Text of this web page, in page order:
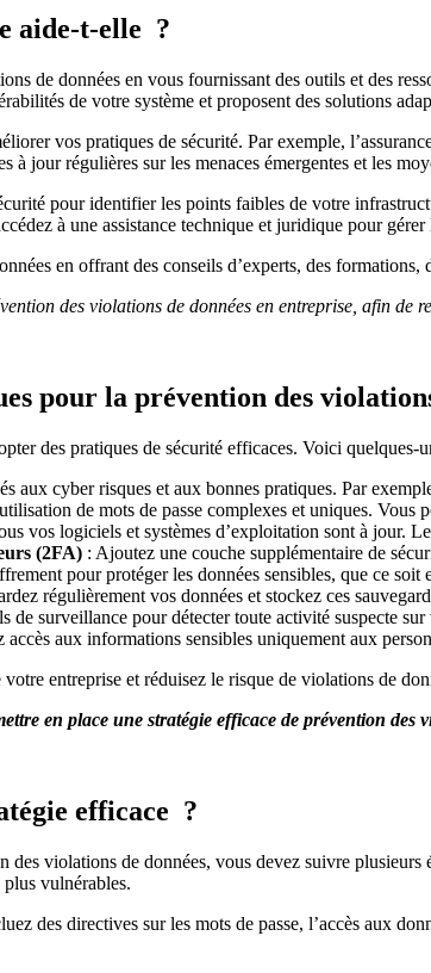
aide-t-elle ?
de données en vous fournissant des outils et des
de votre système et proposent des solutions
vos pratiques de sécurité. Par exemple,
à jour régulières sur les menaces émergentes et les
pour identifier les points faibles de votre
à une assistance technique et juridique pour
en offrant des conseils d’experts, des
des violations de données en entreprise, afin de
pour la prévention des
des pratiques de sécurité efficaces. Voici quelques-
aux cyber risques et aux bonnes pratiques. Par
de mots de passe complexes et uniques.
vos logiciels et systèmes d’exploitation sont à jour.
(2FA) : Ajoutez une couche supplémentaire de
pour protéger les données sensibles, que ce
régulièrement vos données et stockez ces
de surveillance pour détecter toute activité suspecte
accès aux informations sensibles uniquement aux
entreprise et réduisez le risque de violations de
en place une stratégie efficace de prévention des
efficace ?
des violations de données, vous devez suivre
vulnérables.
des directives sur les mots de passe, l’accès aux